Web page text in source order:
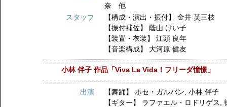
奈 他
スタッフ
【構成・演出・振付】金井 芙三枝
【振付補佐】蔭山 けい子
【装置・衣装】江頭 良年
【音楽構成】 大河原 健友
小林 伴子 作品「Viva La Vida！フリーダ憧憬」
出演 【舞踊】 ホセ・ガルバン ,小林 伴子
【ギター】 ラファエル・ロドリゲス ,